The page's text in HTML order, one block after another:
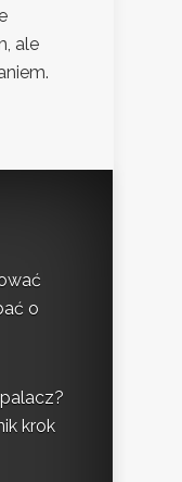
ale
o
krok